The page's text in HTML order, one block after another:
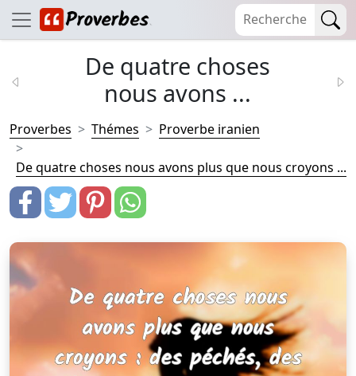
De quatre choses
nous avons ...
Proverbes Thémes Proverbe iranien
De quatre choses nous avons plus que nous croyons ...